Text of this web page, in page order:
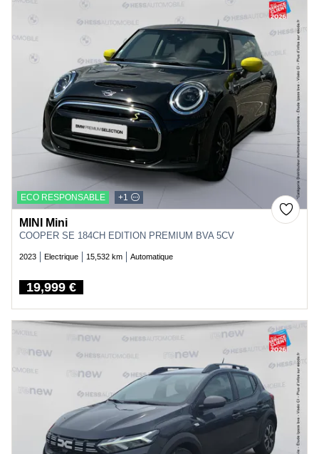
ECO RESPONSABLE +1
MINI Mini
COOPER SE 184CH EDITION PREMIUM BVA 5CV
2023 Electrique 15,532 km Automatique
Price
19,999 €